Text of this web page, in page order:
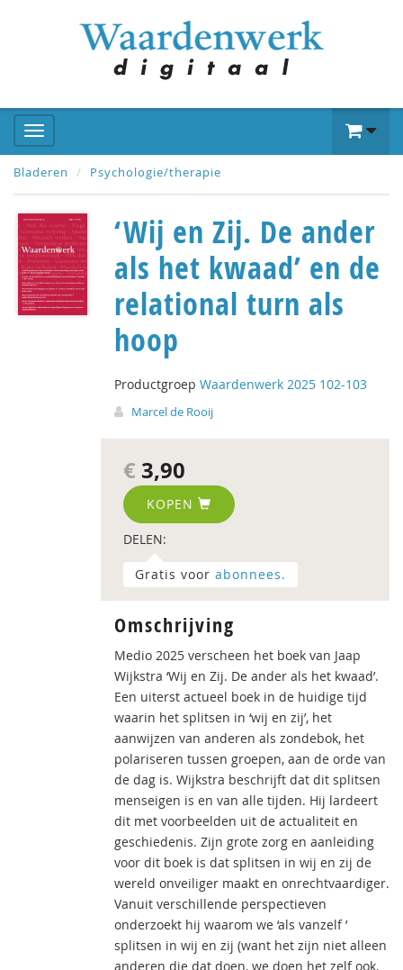
Bladeren Psychologie/therapie
‘Wij en Zij. De ander
als het kwaad’ en de
relational turn als
hoop
Productgroep Waardenwerk 2025 102-103
Marcel de Rooij
€ 3,90
KOPEN
DELEN:
Gratis voor abonnees.
Omschrijving
Medio 2025 verscheen het boek van Jaap
Wijkstra ‘Wij en Zij. De ander als het kwaad’.
Een uiterst actueel boek in de huidige tijd
waarin het splitsen in ‘wij en zij’, het
aanwijzen van anderen als zondebok, het
polariseren tussen groepen, aan de orde van
de dag is. Wijkstra beschrijft dat dit splitsen
menseigen is en van alle tijden. Hij lardeert
dit met voorbeelden uit de actualiteit en
geschiedenis. Zijn grote zorg en aanleiding
voor dit boek is dat splitsen in wij en zij de
wereld onveiliger maakt en onrechtvaardiger.
Vanuit verschillende perspectieven
onderzoekt hij waarom we ‘als vanzelf ’
splitsen in wij en zij (want het zijn niet alleen
anderen die dat doen, we doen het zelf ook,